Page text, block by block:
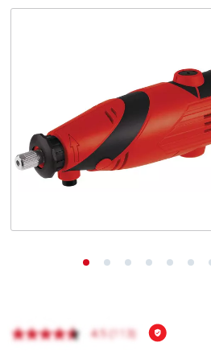
English
Deutsch